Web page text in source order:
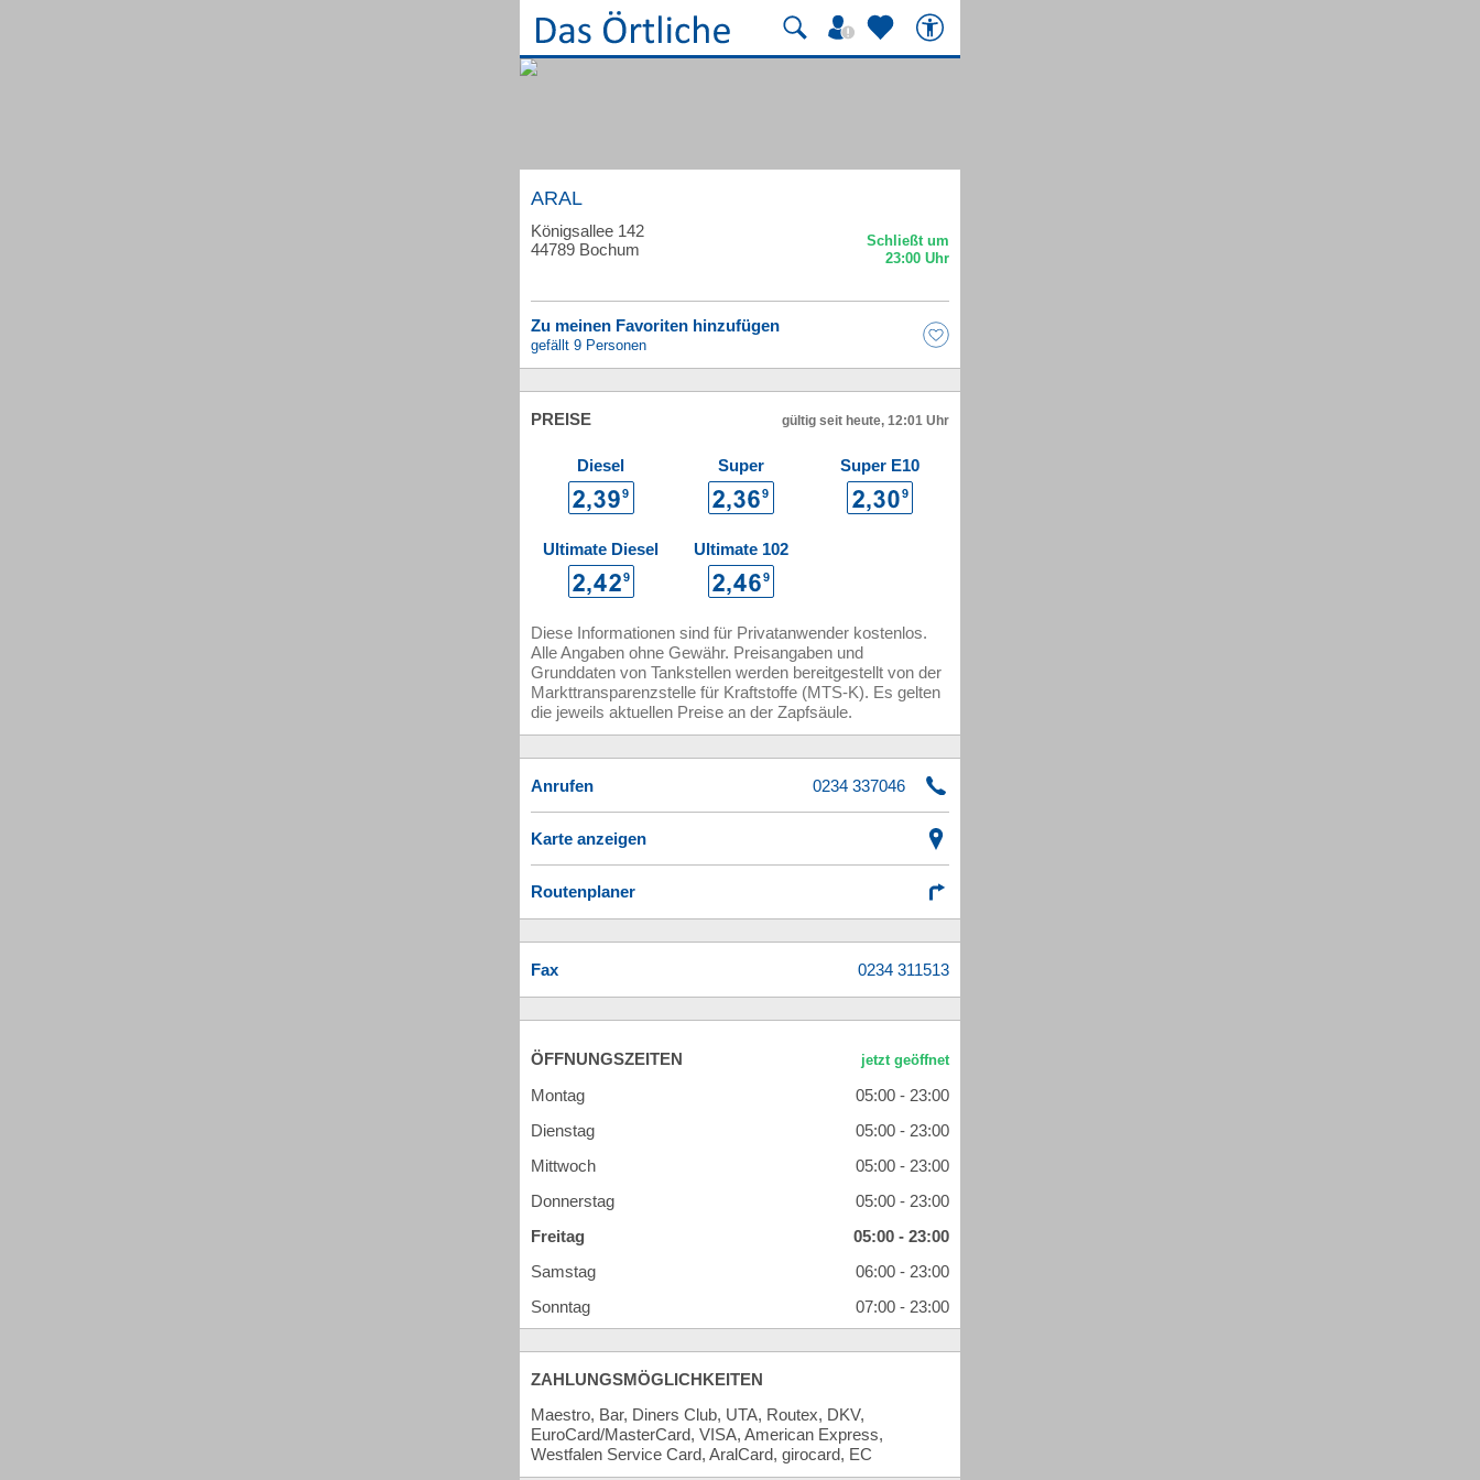
ARAL
Königsallee 142
44789 Bochum
Zu meinen Favoriten hinzufügen
gefällt 9 Personen
PREISE gültig seit heute, 12:01 Uhr
Diesel Super Super E10
Ultimate Diesel Ultimate 102
Diese Informationen sind für Privatanwender kostenlos.
Alle Angaben ohne Gewähr. Preisangaben und
Grunddaten von Tankstellen werden bereitgestellt von der
Markttransparenzstelle für Kraftstoffe (MTS-K). Es gelten
die jeweils aktuellen Preise an der Zapfsäule.
Anrufen
Karte anzeigen
Routenplaner
Fax
ÖFFNUNGSZEITEN
Montag
05:00 - 23:00
Dienstag
05:00 - 23:00
Mittwoch
05:00 - 23:00
Donnerstag
05:00 - 23:00
Freitag
05:00 - 23:00
Samstag
06:00 - 23:00
Sonntag
07:00 - 23:00
ZAHLUNGSMÖGLICHKEITEN
Maestro, Bar, Diners Club, UTA, Routex, DKV,
EuroCard/MasterCard, VISA, American Express,
Westfalen Service Card, AralCard, girocard, EC